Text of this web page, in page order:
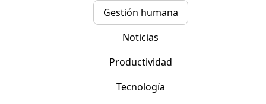
Gestión humana
Noticias
Productividad
Tecnología